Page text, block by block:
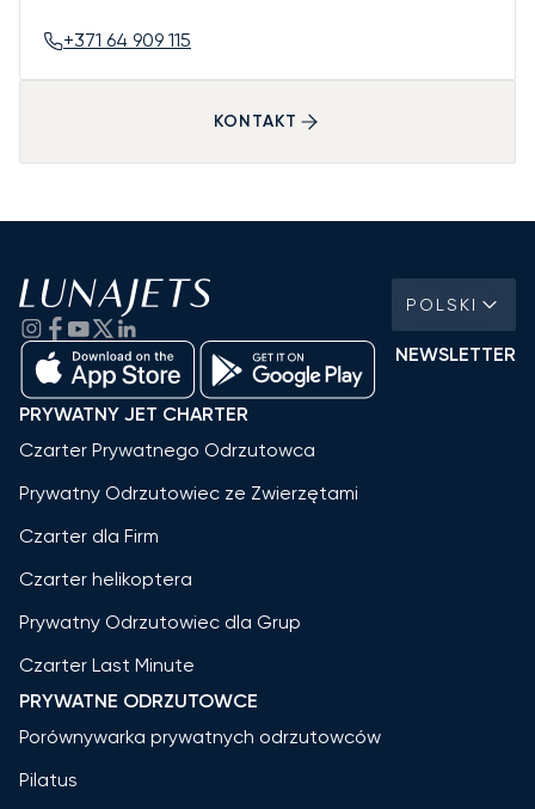
+371 64 909 115
KONTAKT
POLSKI
NEWSLETTER
PRYWATNY JET CHARTER
Czarter Prywatnego Odrzutowca
Prywatny Odrzutowiec ze Zwierzętami
Czarter dla Firm
Czarter helikoptera
Prywatny Odrzutowiec dla Grup
Czarter Last Minute
PRYWATNE ODRZUTOWCE
Porównywarka prywatnych odrzutowców
Pilatus